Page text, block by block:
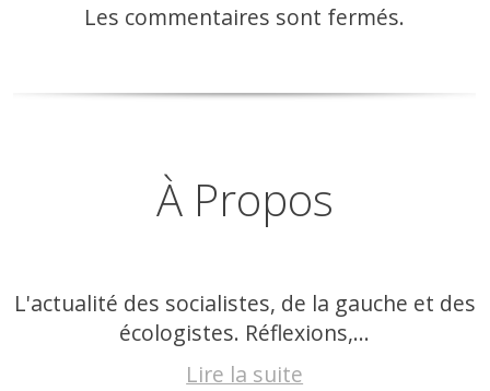
Les commentaires sont fermés.
À Propos
L'actualité des socialistes, de la gauche et des
écologistes. Réflexions,...
Lire la suite